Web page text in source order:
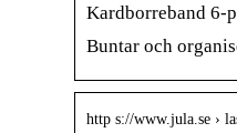
Kardborreband 6-
Buntar och
http s://www.jula.se ›